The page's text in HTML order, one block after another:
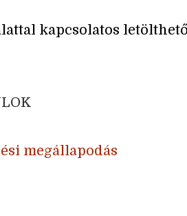
kapcsolatos
megállapodás